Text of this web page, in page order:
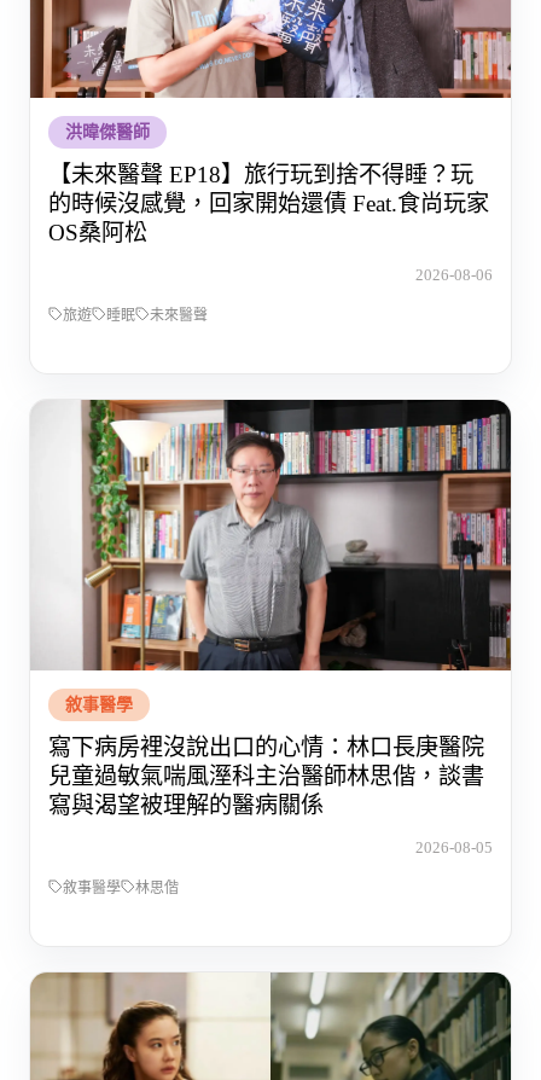
洪暐傑醫師
【未來醫聲 EP18】旅行玩到捨不得睡？玩
的時候沒感覺，回家開始還債 Feat.食尚玩家
OS桑阿松
2026-08-06
旅遊 睡眠 未來醫聲
敘事醫學
寫下病房裡沒說出口的心情：林口長庚醫院
兒童過敏氣喘風溼科主治醫師林思偕，談書
寫與渴望被理解的醫病關係
2026-08-05
敘事醫學 林思偕